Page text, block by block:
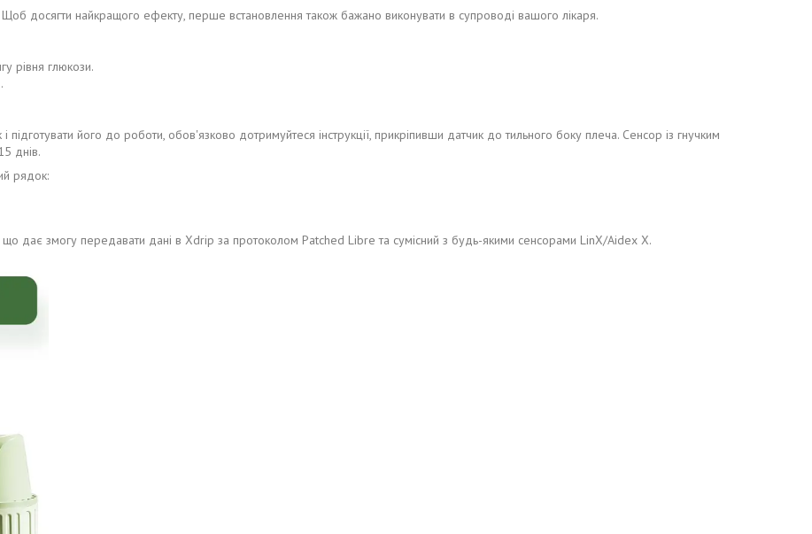
Щоб досягти найкращого ефекту, перше встановлення також бажано виконувати в супроводі вашого лікаря.
рівня глюкози.
його до роботи, обов'язково дотримуйтеся інструкції, прикріпивши датчик до тильного боку плеча. Сенсор із гнучким
днів.
рядок:
, що дає змогу передавати дані в Xdrip за протоколом Patched Libre та сумісний з будь-якими сенсорами LinX/Aidex X.